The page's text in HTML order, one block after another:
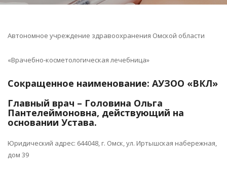
Автономное учреждение здравоохранения Омской области
«Врачебно-косметологическая лечебница»
Сокращенное наименование: АУЗОО «ВКЛ»
Главный врач – Головина Ольга
Пантелеймоновна, действующий на
основании Устава.
Юридический адрес: 644048, г. Омск, ул. Иртышская набережная,
дом 39